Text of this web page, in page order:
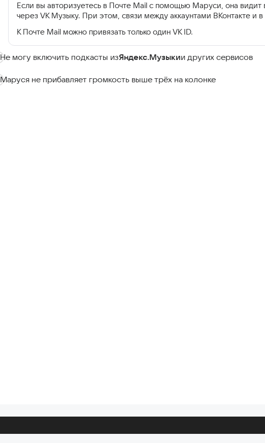
Если вы авторизуетесь в Почте Mail с помощью Маруси, она видит
через VK Музыку. При этом, связи между аккаунтами ВКонтакте и
К Почте Mail можно привязать только один VK ID.
Не могу включить подкасты изЯндекс.Музыкии других сервисов
Маруся не прибавляет громкость выше трёх на колонке